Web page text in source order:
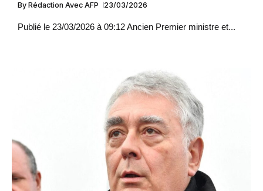
By Rédaction Avec AFP 23/03/2026
Publié le 23/03/2026 à 09:12 Ancien Premier ministre et...